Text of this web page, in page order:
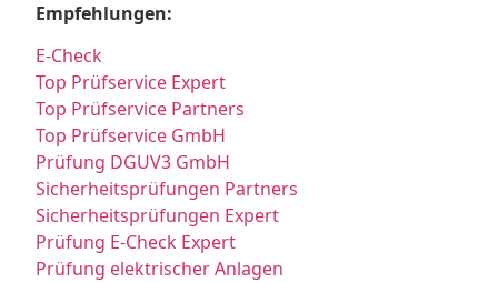
Empfehlungen:
E-Check
Top Prüfservice Expert
Top Prüfservice Partners
Top Prüfservice GmbH
Prüfung DGUV3 GmbH
Sicherheitsprüfungen Partners
Sicherheitsprüfungen Expert
Prüfung E-Check Expert
Prüfung elektrischer Anlagen